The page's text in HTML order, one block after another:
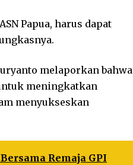
Papua, harus dapat
melaporkan bahwa
meningkatkan
menyukseskan
Remaja GPI